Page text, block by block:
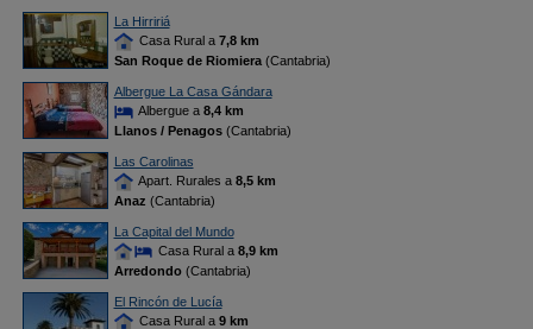
La Hirririá
Casa Rural a 7,8 km
San Roque de Riomiera(Cantabria)
Albergue La Casa Gándara
Albergue a 8,4 km
Llanos / Penagos(Cantabria)
Las Carolinas
Apart. Rurales a 8,5 km
Anaz (Cantabria)
La Capital del Mundo
Casa Rural a 8,9 km
Arredondo(Cantabria)
El Rincón de Lucía
Casa Rural a 9 km